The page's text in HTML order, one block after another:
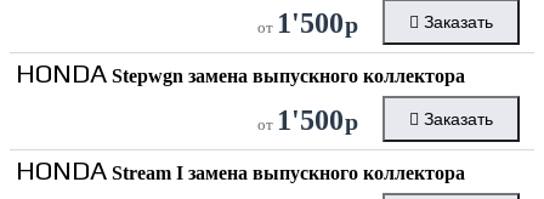
от 1'500р Заказать
HONDA Stepwgn замена выпускного коллектора
от 1'500р Заказать
HONDA Stream I замена выпускного коллектора